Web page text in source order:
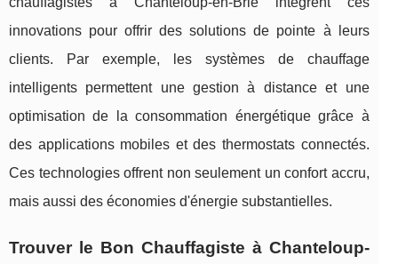
innovations pour offrir des solutions de pointe à leurs
clients. Par exemple, les systèmes de chauffage
intelligents permettent une gestion à distance et une
optimisation de la consommation énergétique grâce à
des applications mobiles et des thermostats connectés.
Ces technologies offrent non seulement un confort accru,
mais aussi des économies d'énergie substantielles.
Trouver le Bon Chauffagiste à Chanteloup-